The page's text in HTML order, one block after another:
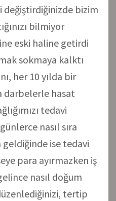
bizim
bilmiyor
eski haline getirdi
sokmaya kalktı
her 10 yılda bir
darbelerle hasat
tedavi
nasıl sıra
ise tedavi
para ayırmazken iş
nasıl doğum
tertip